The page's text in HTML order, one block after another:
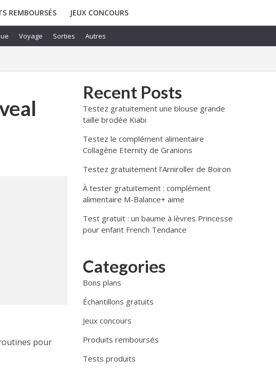
REMBOURSÉS JEUX CONCOURS
Voyage Sorties Autres
pour
Recent Posts
Testez gratuitement une blouse grande
taille brodée Kiabi
Testez le complément alimentaire
Collagène Eternity de Granions
Testez gratuitement l’Arniroller de Boiron
À tester gratuitement : complément
alimentaire M-Balance+ aime
Test gratuit : un baume à lèvres Princesse
pour enfant French Tendance
Categories
Bons plans
Échantillons gratuits
Jeux concours
Produits remboursés
Tests produits